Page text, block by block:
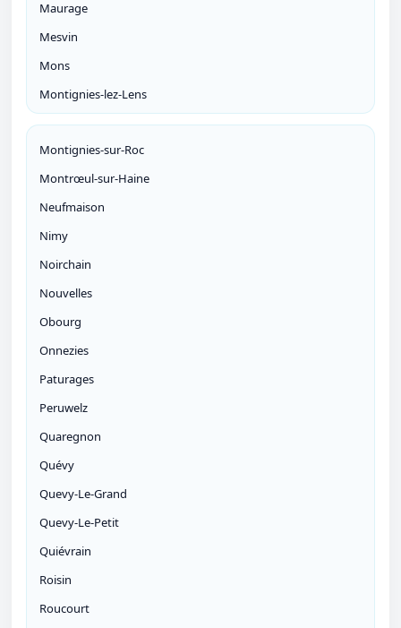
Maurage
Mesvin
Mons
Montignies-lez-Lens
Montignies-sur-Roc
Montrœul-sur-Haine
Neufmaison
Nimy
Noirchain
Nouvelles
Obourg
Onnezies
Paturages
Peruwelz
Quaregnon
Quévy
Quevy-Le-Grand
Quevy-Le-Petit
Quiévrain
Roisin
Roucourt